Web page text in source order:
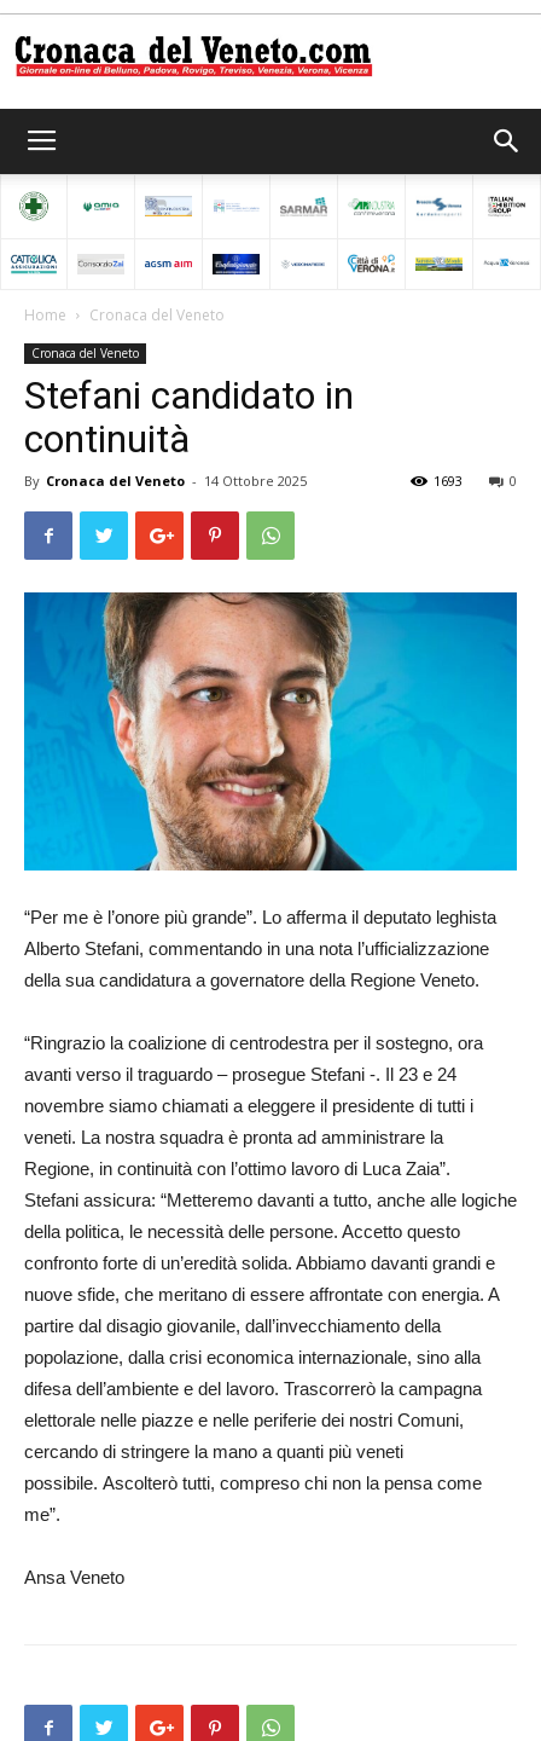
del
Home Cronaca del Veneto
Cronaca del Veneto
Stefani candidato in
continuità
By Cronaca del Veneto - 14 Ottobre 2025 0
1693
“Per me è l’onore più grande”. Lo afferma il deputato leghista
Alberto Stefani, commentando in una nota l’ufficializzazione
della sua candidatura a governatore della Regione Veneto.
“Ringrazio la coalizione di centrodestra per il sostegno, ora
avanti verso il traguardo – prosegue Stefani -. Il 23 e 24
novembre siamo chiamati a eleggere il presidente di tutti i
veneti. La nostra squadra è pronta ad amministrare la
Regione, in continuità con l’ottimo lavoro di Luca Zaia”.
Stefani assicura: “Metteremo davanti a tutto, anche alle logiche
della politica, le necessità delle persone. Accetto questo
confronto forte di un’eredità solida. Abbiamo davanti grandi e
nuove sfide, che meritano di essere affrontate con energia. A
partire dal disagio giovanile, dall’invecchiamento della
popolazione, dalla crisi economica internazionale, sino alla
difesa dell’ambiente e del lavoro. Trascorrerò la campagna
elettorale nelle piazze e nelle periferie dei nostri Comuni,
cercando di stringere la mano a quanti più veneti
possibile. Ascolterò tutti, compreso chi non la pensa come
me”.
Ansa Veneto